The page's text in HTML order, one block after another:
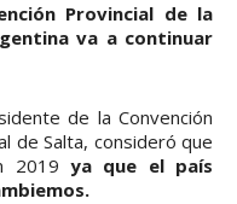
Provincial de la
va a continuar
de la Convención
de Salta, consideró que
2019 ya que el país